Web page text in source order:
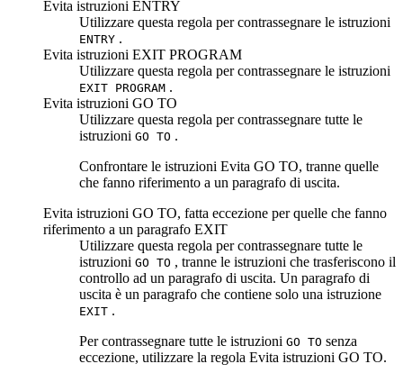
Evita istruzioni ENTRY
Utilizzare questa regola per contrassegnare le istruzioni
ENTRY .
Evita istruzioni EXIT PROGRAM
Utilizzare questa regola per contrassegnare le istruzioni
EXIT PROGRAM .
Evita istruzioni GO TO
Utilizzare questa regola per contrassegnare tutte le
istruzioni GO TO .
Confrontare le istruzioni Evita GO TO, tranne quelle
che fanno riferimento a un paragrafo di uscita.
Evita istruzioni GO TO, fatta eccezione per quelle che fanno
riferimento a un paragrafo EXIT
Utilizzare questa regola per contrassegnare tutte le
istruzioni GO TO , tranne le istruzioni che trasferiscono il
controllo ad un paragrafo di uscita. Un paragrafo di
uscita è un paragrafo che contiene solo una istruzione
EXIT .
Per contrassegnare tutte le istruzioni GO TO senza
eccezione, utilizzare la regola Evita istruzioni GO TO.